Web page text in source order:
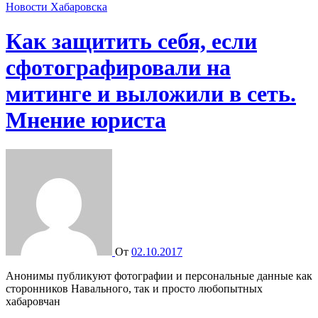
Новости Хабаровска
Как защитить себя, если
сфотографировали на
митинге и выложили в сеть.
Мнение юриста
От 02.10.2017
Анонимы публикуют фотографии и персональные данные как
сторонников Навального, так и просто любопытных
хабаровчан